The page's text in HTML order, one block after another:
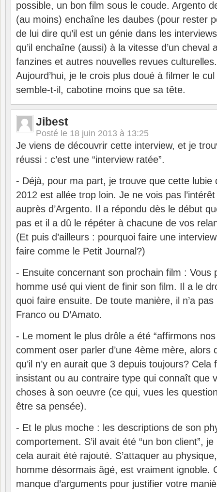
possible, un bon film sous le coude. Argento
(au moins) enchaîne les daubes (pour rester
de lui dire qu’il est un génie dans les
qu’il enchaîne (aussi) à la vitesse d’un cheval
fanzines et autres nouvelles revues culturelles.
Aujourd’hui, je le crois plus doué à filmer le
semble-t-il, cabotine moins que sa tête.
Jibest
Posté le 18 juin 2013 à 13:25
Je viens de découvrir cette interview, et je
réussi : c’est une “interview ratée”.
- Déjà, pour ma part, je trouve que cette lubie
2012 est allée trop loin. Je ne vois pas
auprès d’Argento. Il a répondu dès le début
pas et il a dû le répéter à chacune de vos
(Et puis d’ailleurs : pourquoi faire une
faire comme le Petit Journal?)
- Ensuite concernant son prochain film : Vous
homme usé qui vient de finir son film. Il a le
quoi faire ensuite. De toute manière, il n’a pas
Franco ou D’Amato.
- Le moment le plus drôle a été “affirmons
comment oser parler d’une 4ème mère, alors
qu’il n’y en aurait que 3 depuis toujours?
insistant ou au contraire type qui connaît que
choses à son oeuvre (ce qui, vues les
être sa pensée).
- Et le plus moche : les descriptions de son
comportement. S’il avait été “un bon client”,
cela aurait été rajouté. S’attaquer au
homme désormais âgé, est vraiment ignoble.
manque d’arguments pour justifier votre